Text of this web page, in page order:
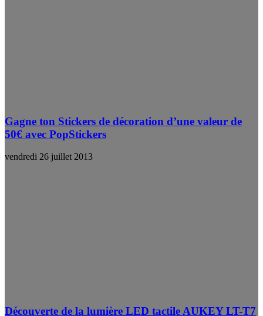
Gagne ton Stickers de décoration d’une valeur de
50€ avec PopStickers
vendredi 26 juillet 2013
Découverte de la lumière LED tactile AUKEY LT-T7